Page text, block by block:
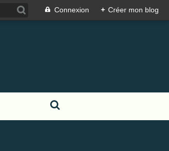
Connexion + Créer mon blog